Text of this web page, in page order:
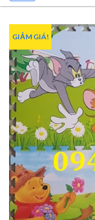
GIẢM GIÁ!